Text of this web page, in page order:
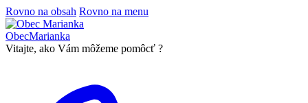
Rovno na obsah Rovno na menu
ObecMarianka
Vitajte, ako Vám môžeme pomôcť ?